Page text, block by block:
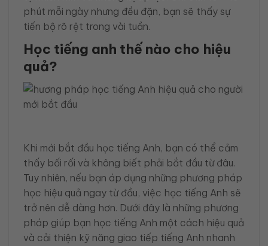
phút mỗi ngày nhưng đều đặn, bạn sẽ thấy sự
tiến bộ rõ rệt trong vài tuần.
Học tiếng anh thế nào cho hiệu
quả?
Khi mới bắt đầu học tiếng Anh, bạn có thể cảm
thấy bối rối và không biết phải bắt đầu từ đâu.
Tuy nhiên, nếu bạn áp dụng những phương pháp
học hiệu quả ngay từ đầu, việc học tiếng Anh sẽ
trở nên dễ dàng hơn. Dưới đây là những phương
pháp giúp bạn học tiếng Anh một cách hiệu quả
và cải thiện kỹ năng giao tiếp tiếng Anh nhanh